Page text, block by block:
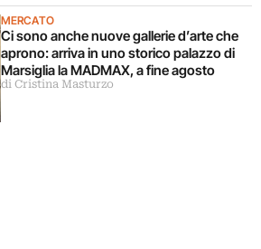
MERCATO
Ci sono anche nuove gallerie d’arte che
aprono: arriva in uno storico palazzo di
Marsiglia la MADMAX, a fine agosto
di Cristina Masturzo